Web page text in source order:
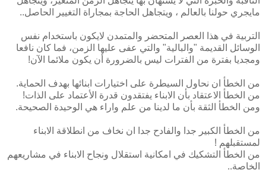
مايجري حولنا بالعالم ، ويتجاهل الحاجة بمجاراة التغيير الحاصل..
التربية في هذا العصر المتحضر والمتمدن لايكون باستخدام نفس
الوسائل القديمة "والبالية" والتي عفى عليها الزمن، فما كان نافعا
ومجديا بفترة من الفترات ليس بالضرورة أن يكون ملائما الآن!
من الخطأ ان نحاول السيطرة على اختيارات ابنائها بهدف الحماية.
من الخطأ الاعتقاد بأن الابناء يفتقدون قدرة الأعتماد على الذات!
ومن الخطأ الثقة بأن ما لدينا من علم واراء هي الوحيدة الصحيحة.
من الخطأ الكبير جدا والفادح جدا ان نخاف من انطلاقة الابناء
لمستقبلهم !
من الخطأ التشكيك في امكانية استقلال ونجاح الابناء في مشاريعهم
الخاصة..